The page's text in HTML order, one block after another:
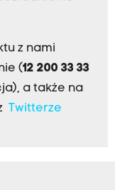
z nami
(12 200 33 33
a także na
Twitterze